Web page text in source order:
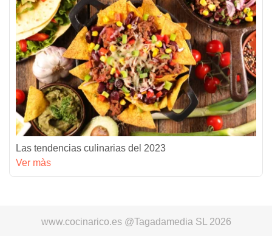
Las tendencias culinarias del 2023
Ver màs
www.cocinarico.es @Tagadamedia SL 2026